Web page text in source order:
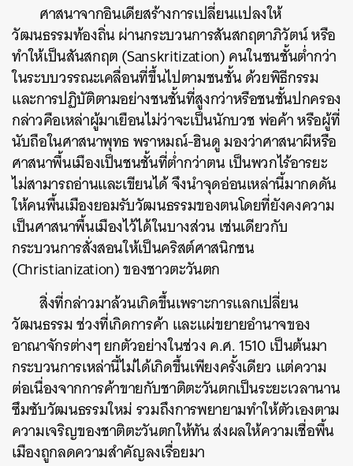
ศาสนาจากอินเดียสร้างการเปลี่ยนแปลงให้
วัฒนธรรมท้องถิ่น ผ่านกระบวนการสันสกฤตาภิวัตน์ หรือ
ทำให้เป็นสันสกฤต (Sanskritization) คนในชนชั้นต่ำกว่า
ในระบบวรรณะเคลื่อนที่ขึ้นไปตามชนชั้น ด้วยพิธีกรรม
และการปฏิบัติตามอย่างชนชั้นที่สูงกว่าหรือชนชั้นปกครอง
กล่าวคือเหล่าผู้มาเยือนไม่ว่าจะเป็นนักบวช พ่อค้า หรือผู้ที่
นับถือในศาสนาพุทธ พราหมณ์-ฮินดู มองว่าศาสนาผีหรือ
ศาสนาพื้นเมืองเป็นชนชั้นที่ต่ำกว่าตน เป็นพวกไร้อารยะ
ไม่สามารถอ่านและเขียนได้ จึงนำจุดอ่อนเหล่านี้มากดดัน
ให้คนพื้นเมืองยอมรับวัฒนธรรมของตนโดยที่ยังคงความ
เป็นศาสนาพื้นเมืองไว้ได้ในบางส่วน เช่นเดียวกับ
กระบวนการสั่งสอนให้เป็นคริสต์ศาสนิกชน
(Christianization) ของชาวตะวันตก
สิ่งที่กล่าวมาล้วนเกิดขึ้นเพราะการแลกเปลี่ยน
วัฒนธรรม ช่วงที่เกิดการค้า และแผ่ขยายอำนาจของ
อาณาจักรต่างๆ ยกตัวอย่างในช่วง ค.ศ. 1510 เป็นต้นมา
กระบวนการเหล่านี้ไม่ได้เกิดขึ้นเพียงครั้งเดียว แต่ความ
ต่อเนื่องจากการค้าขายกับชาติตะวันตกเป็นระยะเวลานาน
ซึมซับวัฒนธรรมใหม่ รวมถึงการพยายามทำให้ตัวเองตาม
ความเจริญของชาติตะวันตกให้ทัน ส่งผลให้ความเชื่อพื้น
เมืองถูกลดความสำคัญลงเรื่อยมา